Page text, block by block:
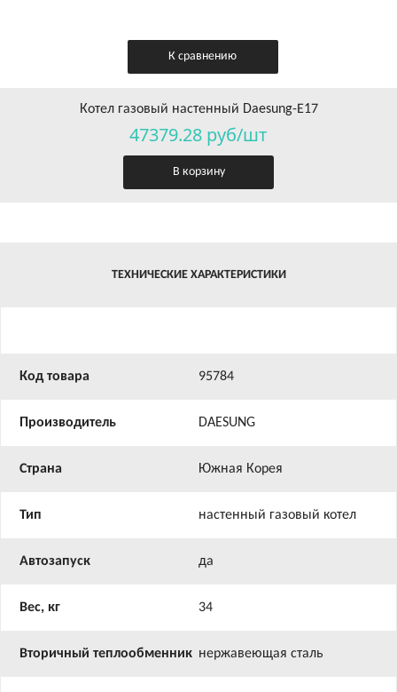
К сравнению
Котел газовый настенный Daesung-Е17
47379.28 руб/шт
В корзину
ТЕХНИЧЕСКИЕ ХАРАКТЕРИСТИКИ
Код товара 95784
Производитель DAESUNG
Страна Южная Корея
Тип настенный газовый котел
Автозапуск да
Вес, кг 34
Вторичный теплообменник нержавеющая сталь